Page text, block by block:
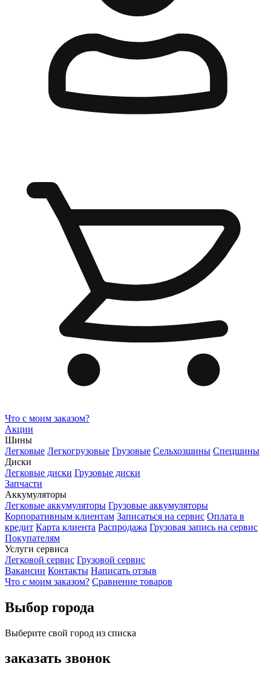
Что с моим заказом?
Акции
Шины
Легковые Легкогрузовые Грузовые Сельхозшины Спецшины
Диски
Легковые диски Грузовые диски
Запчасти
Аккумуляторы
Легковые аккумуляторы Грузовые аккумуляторы
Корпоративным клиентам Записаться на сервис Оплата в
кредит Карта клиента Распродажа Грузовая запись на сервис
Покупателям
Услуги сервиса
Легковой сервис Грузовой сервис
Вакансии Контакты Написать отзыв
Что с моим заказом? Сравнение товаров
Выбор города
Выберите свой город из списка
заказать звонок